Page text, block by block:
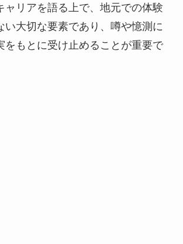
ャリアを語る上で、地元での体験
い大切な要素であり、噂や憶測に
をもとに受け止めることが重要で